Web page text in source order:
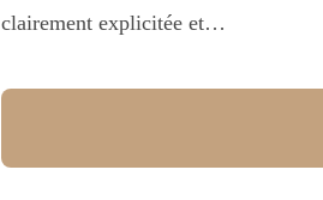
clairement explicitée et…